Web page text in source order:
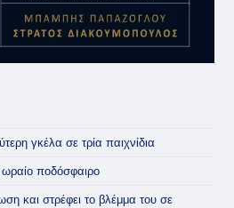
γκέλα σε τρία παιχνίδια
ποδόσφαιρο
και στρέφει το βλέμμα του σε